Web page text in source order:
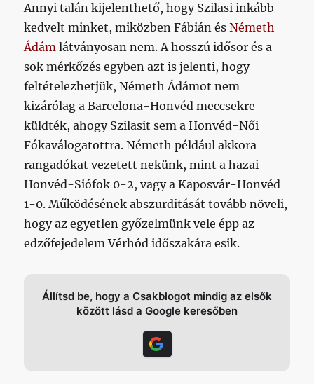
Annyi talán kijelenthető, hogy Szilasi inkább
kedvelt minket, miközben Fábián ésNémeth
Ádám látványosan nem. A hosszú idősor és a
sok mérkőzés egyben azt is jelenti, hogy
feltételezhetjük, Németh Ádámot nem
kizárólag a Barcelona-Honvéd meccsekre
küldték, ahogy Szilasit sem a Honvéd-Női
Fókaválogatottra. Németh például akkora
rangadókat vezetett nekünk, mint a hazai
Honvéd-Siófok 0-2, vagy a Kaposvár-Honvéd
1-0. Működésének abszurditását tovább növeli,
hogy az egyetlen győzelmünk vele épp az
edzőfejedelem Vérhód időszakára esik.
Állítsd be, hogy a Csakblogot mindig az elsők
között lásd a Google keresőben